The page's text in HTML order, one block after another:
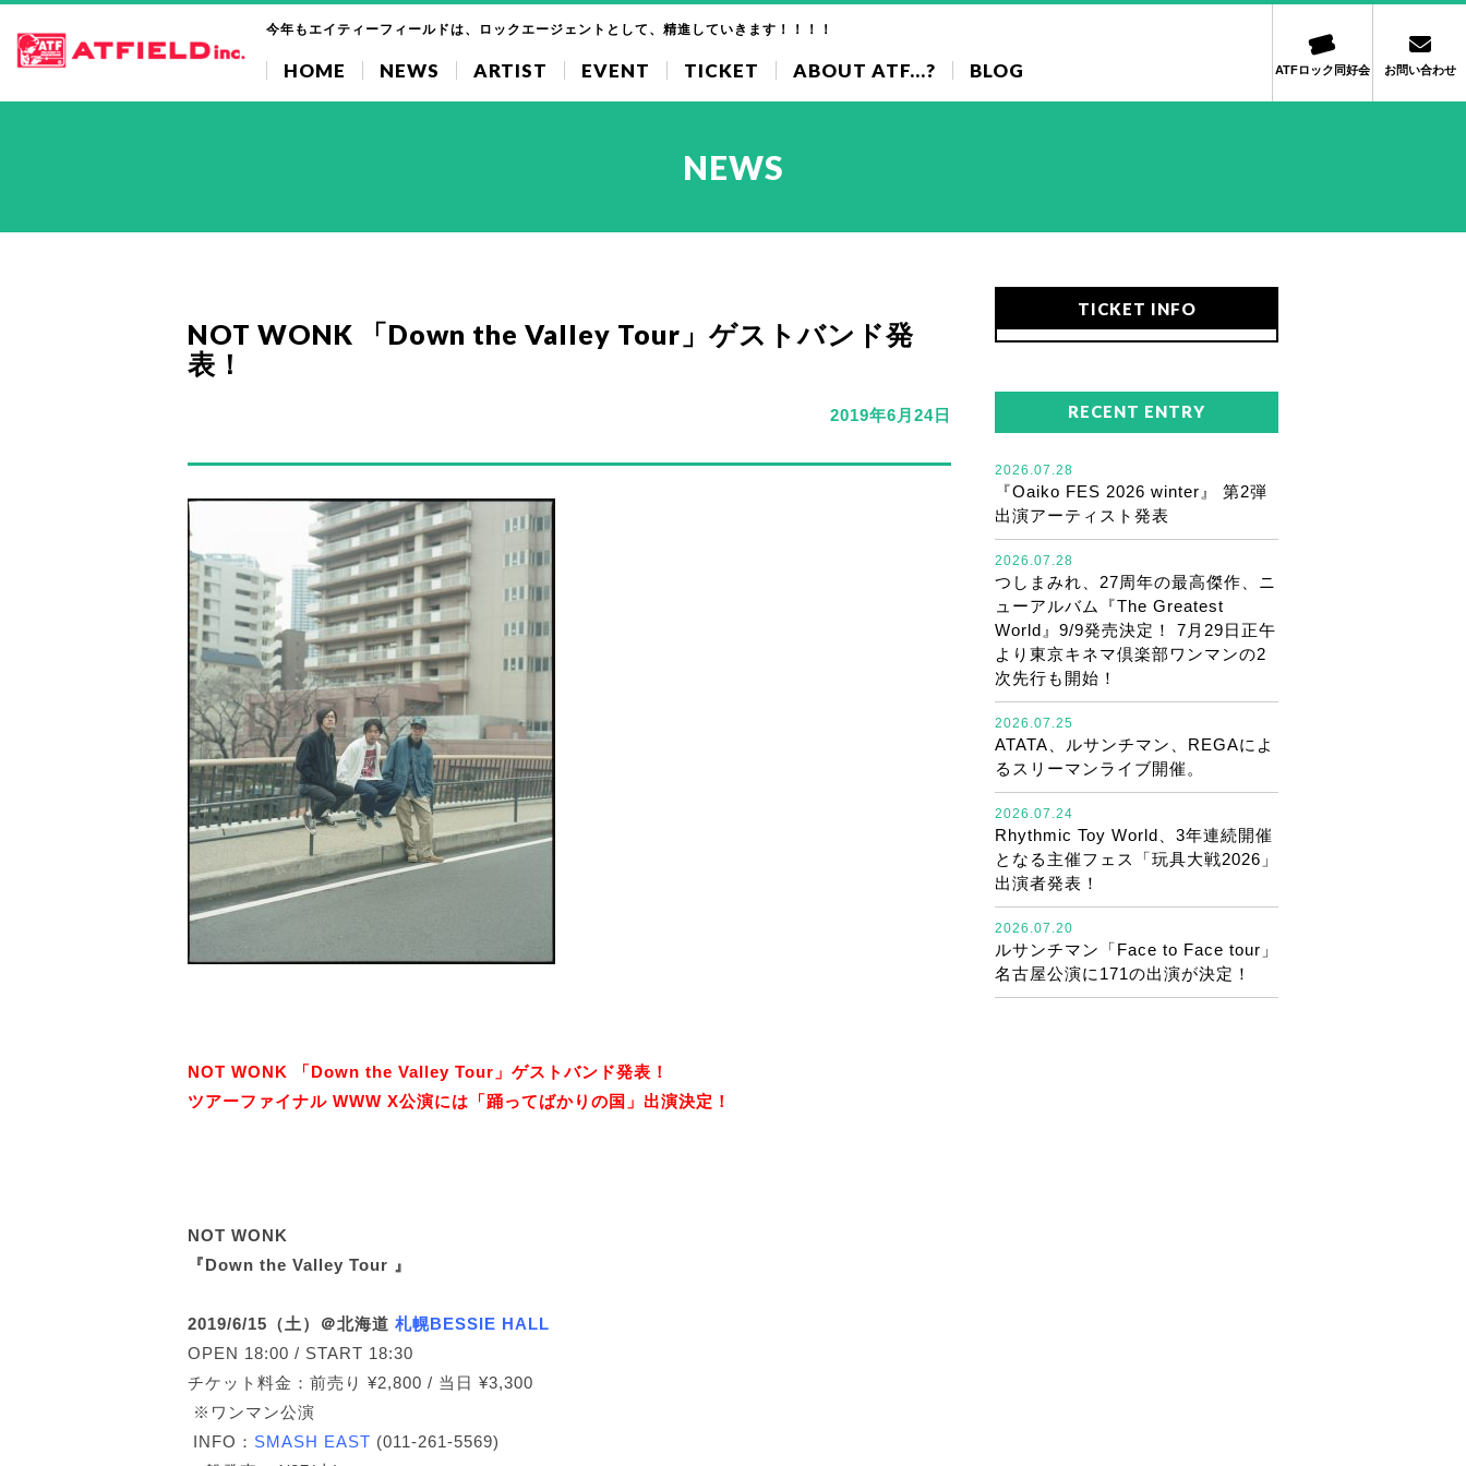
今年もエイティーフィールドは、ロックエージェントとして、精進していきます！！！！
HOME NEWS ARTIST EVENT TICKET ABOUT ATF...? BLOG ATFロック同好会 お問い合わせ
NEWS
NOT WONK 「Down the Valley Tour」ゲストバンド発
表！
2019年6月24日
NOT WONK 「Down the Valley Tour」ゲストバンド発表！
ツアーファイナル WWW X公演には「踊ってばかりの国」出演決定！
NOT WONK
『Down the Valley Tour 』
2019/6/15（土）＠北海道 札幌BESSIE HALL
OPEN 18:00 / START 18:30
チケット料金：前売り ¥2,800 / 当日 ¥3,300
※ワンマン公演
INFO： SMASH EAST (011-261-5569)
TICKET INFO
RECENT ENTRY
2026.07.28
『Oaiko FES 2026 winter』 第2弾
出演アーティスト発表
2026.07.28
つしまみれ、27周年の最高傑作、ニ
ューアルバム『The Greatest
World』9/9発売決定！ 7月29日正午
より東京キネマ倶楽部ワンマンの2
次先行も開始！
2026.07.25
ATATA、ルサンチマン、REGAによ
るスリーマンライブ開催。
2026.07.24
Rhythmic Toy World、3年連続開催
となる主催フェス「玩具大戦2026」
出演者発表！
2026.07.20
ルサンチマン「Face to Face tour」
名古屋公演に171の出演が決定！